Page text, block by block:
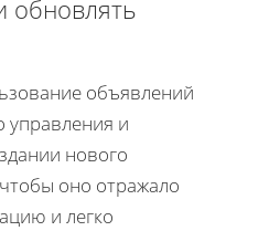
обновлять
объявлений
управления и
нового
оно отражало
и легко